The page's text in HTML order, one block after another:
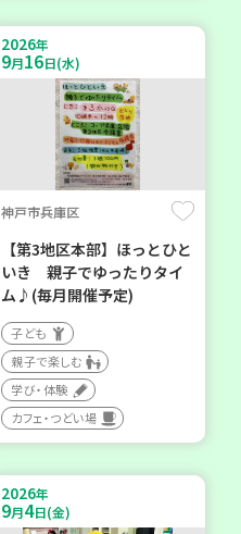
2026年
9月16日(水)
神戸市兵庫区
【第3地区本部】ほっとひと
いき 親子でゆったりタイ
ム♪(毎月開催予定)
子ども
親子で楽しむ
学び・体験
カフェ・つどい場
2026年
9月4日(金)